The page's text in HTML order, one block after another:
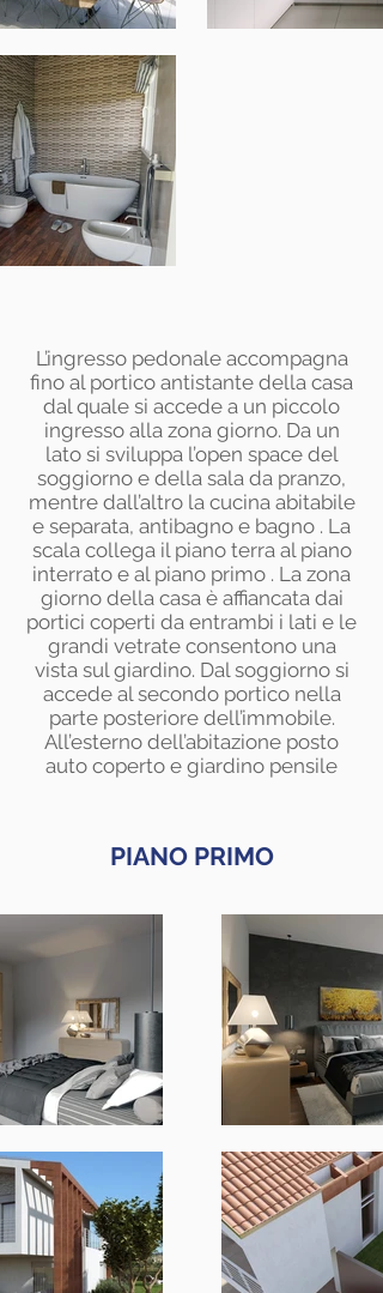
L’ingresso pedonale accompagna
fino al portico antistante della casa
dal quale si accede a un piccolo
ingresso alla zona giorno. Da un
lato si sviluppa l’open space del
soggiorno e della sala da pranzo,
mentre dall’altro la cucina abitabile
e separata, antibagno e bagno . La
scala collega il piano terra al piano
interrato e al piano primo . La zona
giorno della casa è affiancata dai
portici coperti da entrambi i lati e le
grandi vetrate consentono una
vista sul giardino. Dal soggiorno si
accede al secondo portico nella
parte posteriore dell’immobile.
All’esterno dell’abitazione posto
auto coperto e giardino pensile
PIANO PRIMO